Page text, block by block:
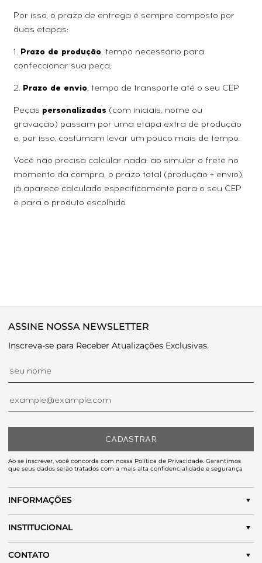
Por isso, o prazo de entrega é sempre composto por
duas etapas:
1. Prazo de produção, tempo necessário para
confeccionar sua peça;
2. Prazo de envio, tempo de transporte até o seu CEP
Peças personalizadas (com iniciais, nome ou
gravação) passam por uma etapa extra de produção
e, por isso, costumam levar um pouco mais de tempo.
Você não precisa calcular nada: ao simular o frete no
momento da compra, o prazo total (produção + envio)
já aparece calculado especificamente para o seu CEP
e para o produto escolhido.
ASSINE NOSSA NEWSLETTER
Inscreva-se para Receber Atualizações Exclusivas.
CADASTRAR
Ao se inscrever, você concorda com nossa Política de Privacidade. Garantimos
que seus dados serão tratados com a mais alta confidencialidade e segurança
INFORMAÇÕES
INSTITUCIONAL
CONTATO